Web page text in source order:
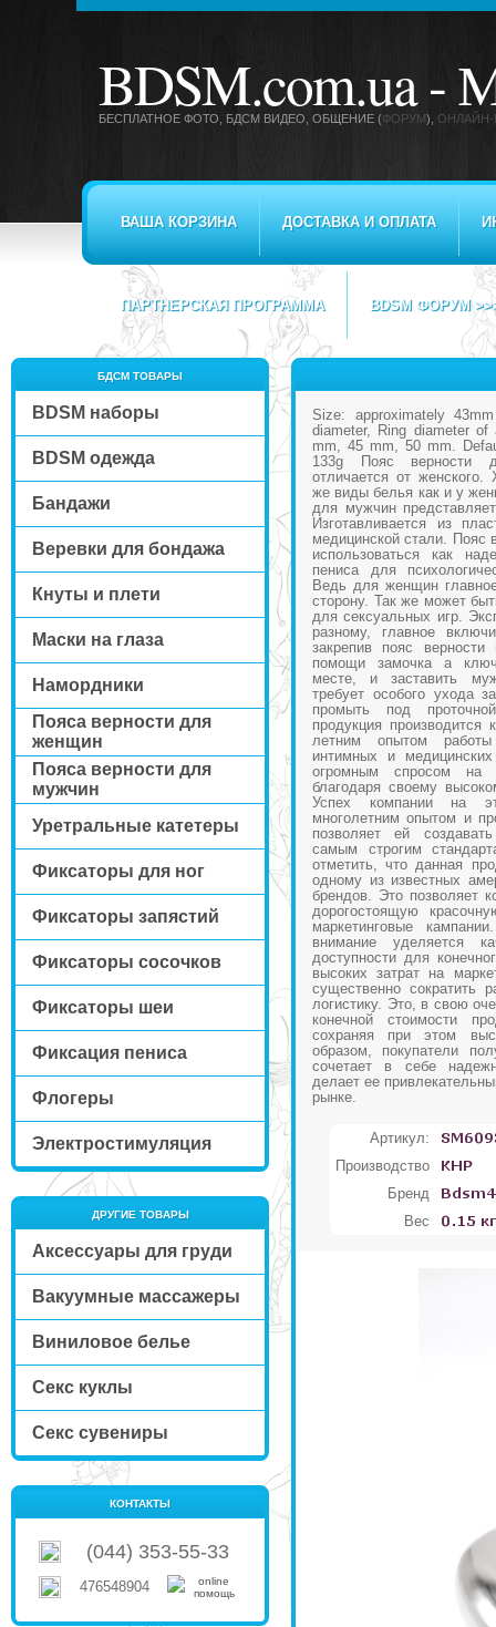
BDSM.com.ua -
БЕСПЛАТНОЕ ФОТО, БДСМ ВИДЕО , ОБЩЕНИЕ (ФОРУМ), ОНЛАЙН-
ВАША КОРЗИНА ДОСТАВКА И ОПЛАТА
ПАРТНЕРСКАЯ ПРОГРАММА BDSM ФОРУМ
БДСМ ТОВАРЫ
BDSM наборы
BDSM одежда
Бандажи
Веревки для бондажа
Кнуты и плети
Маски на глаза
Намордники
Пояса верности для
женщин
Пояса верности для
мужчин
Уретральные катетеры
Фиксаторы для ног
Фиксаторы запястий
Фиксаторы сосочков
Фиксаторы шеи
Фиксация пениса
Флогеры
Электростимуляция
ДРУГИЕ ТОВАРЫ
Аксессуары для груди
Вакуумные массажеры
Виниловое белье
Секс куклы
Секс сувениры
КОНТАКТЫ
(044) 353-55-33
476548904
Size: approximately
diameter, Ring diameter
mm, 45 mm, 50 mm.
133g Пояс верности
отличается от женского.
же виды белья как и у
для мужчин
Изготавливается из
медицинской стали. Пояс
использоваться как
пениса для
Ведь для женщин
сторону. Так же может
для сексуальных игр.
разному, главное
закрепив пояс
помощи замочка а
месте, и заставить
требует особого ухода
промыть под
продукция
летним опытом
интимных и
огромным спросом
благодаря своему
Успех компании на
многолетним опытом и
позволяет ей
самым строгим
отметить, что данная
одному из известных
брендов. Это позволяет
дорогостоящую
маркетинговые
внимание уделяется
доступности для
высоких затрат на
существенно сократить
логистику. Это, в свою
конечной стоимости
сохраняя при этом
образом, покупатели
сочетает в себе
делает ее
рынке.
Артикул:
Производство
Бренд
Вес